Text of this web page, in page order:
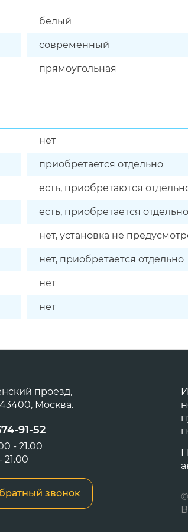
белый
современный
прямоугольная
нет
приобретается отдельно
есть, приобретаются
есть, приобретается отдельно
нет, установка не
нет, приобретается отдельно
нет
нет
проезд,
Москва.
91-52
- 21.00
21.00
звонок